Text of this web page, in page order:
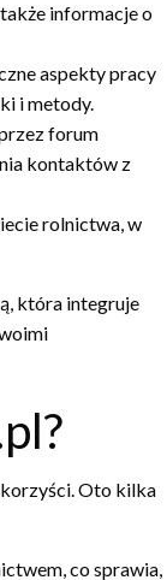
informacje o
aspekty pracy
i metody.
forum
kontaktów z
rolnictwa, w
która integruje
Oto kilka
co sprawia,